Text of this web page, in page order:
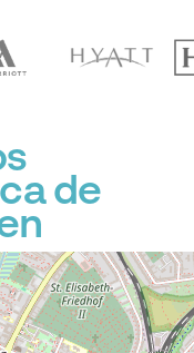
de